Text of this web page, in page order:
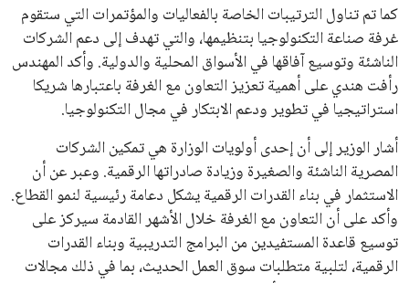
كما تم تناول الترتيبات الخاصة بالفعاليات والمؤتمرات التي ستقوم
غرفة صناعة التكنولوجيا بتنظيمها، والتي تهدف إلى دعم الشركات
الناشئة وتوسيع آفاقها في الأسواق المحلية والدولية. وأكد المهندس
رأفت هندي على أهمية تعزيز التعاون مع الغرفة باعتبارها شريكا
استراتيجيا في تطوير ودعم الابتكار في مجال التكنولوجيا.
أشار الوزير إلى أن إحدى أولويات الوزارة هي تمكين الشركات
المصرية الناشئة والصغيرة وزيادة صادراتها الرقمية. وعبر عن أن
الاستثمار في بناء القدرات الرقمية يشكل دعامة رئيسية لنمو القطاع.
وأكد على أن التعاون مع الغرفة خلال الأشهر القادمة سيركز على
توسيع قاعدة المستفيدين من البرامج التدريبية وبناء القدرات
الرقمية، لتلبية متطلبات سوق العمل الحديث، بما في ذلك مجالات